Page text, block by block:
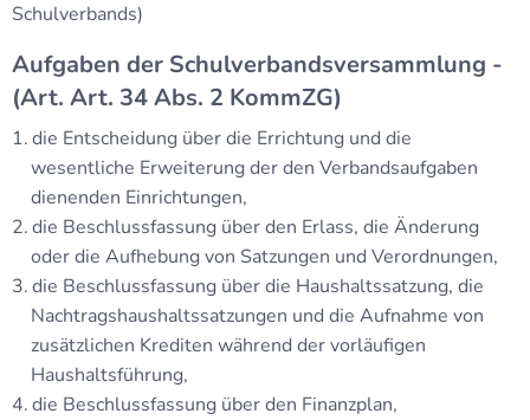
Schulverbands)
Aufgaben der Schulverbandsversammlung -
(Art. Art. 34 Abs. 2 KommZG)
die Entscheidung über die Errichtung und die
wesentliche Erweiterung der den Verbandsaufgaben
dienenden Einrichtungen,
die Beschlussfassung über den Erlass, die Änderung
oder die Aufhebung von Satzungen und Verordnungen,
die Beschlussfassung über die Haushaltssatzung, die
Nachtragshaushaltssatzungen und die Aufnahme von
zusätzlichen Krediten während der vorläufigen
Haushaltsführung,
die Beschlussfassung über den Finanzplan,